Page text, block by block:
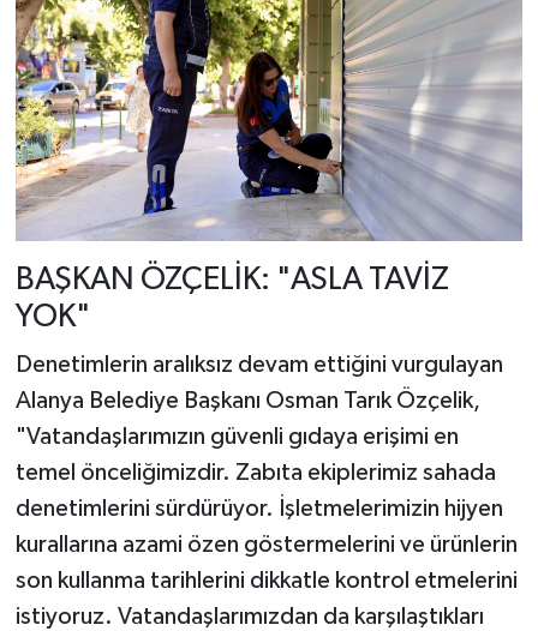
BAŞKAN ÖZÇELİK: "ASLA TAVİZ
YOK"
Denetimlerin aralıksız devam ettiğini vurgulayan
Alanya Belediye Başkanı Osman Tarık Özçelik,
"Vatandaşlarımızın güvenli gıdaya erişimi en
temel önceliğimizdir. Zabıta ekiplerimiz sahada
denetimlerini sürdürüyor. İşletmelerimizin hijyen
kurallarına azami özen göstermelerini ve ürünlerin
son kullanma tarihlerini dikkatle kontrol etmelerini
istiyoruz. Vatandaşlarımızdan da karşılaştıkları